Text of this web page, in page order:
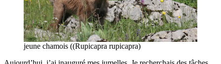
jeune chamois ((Rupicapra rupicapra)